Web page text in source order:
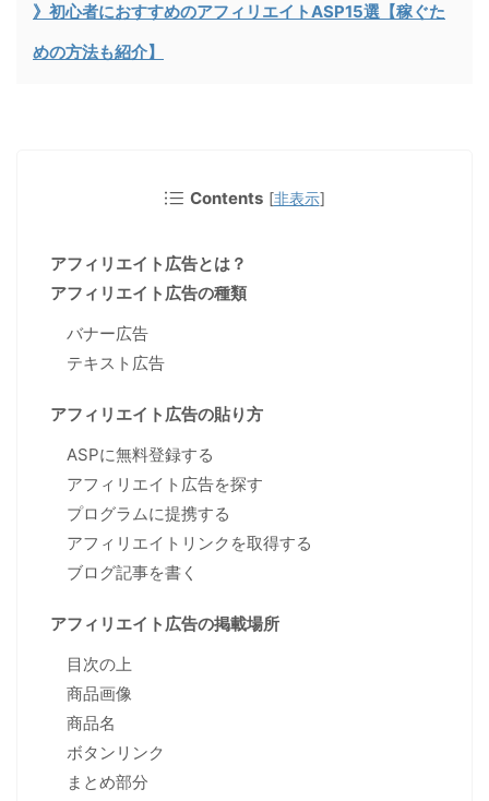
》初心者におすすめのアフィリエイトASP15選【稼ぐた
めの方法も紹介】
Contents [非表示]
アフィリエイト広告とは？
アフィリエイト広告の種類
バナー広告
テキスト広告
アフィリエイト広告の貼り方
ASPに無料登録する
アフィリエイト広告を探す
プログラムに提携する
アフィリエイトリンクを取得する
ブログ記事を書く
アフィリエイト広告の掲載場所
目次の上
商品画像
商品名
ボタンリンク
まとめ部分